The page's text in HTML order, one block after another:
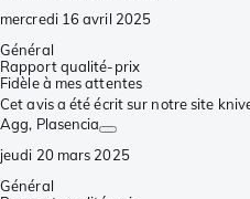
mercredi 16 avril 2025
Général
Rapport qualité-prix
Fidèle à mes attentes
Cet avis a été écrit sur notre site
Agg, Plasencia
jeudi 20 mars 2025
Général